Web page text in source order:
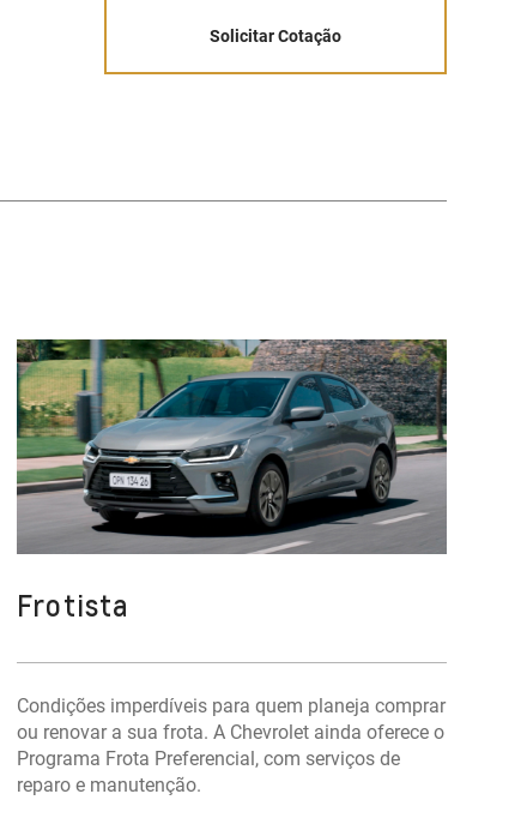
Solicitar Cotação
Frotista
Condições imperdíveis para quem planeja comprar
ou renovar a sua frota. A Chevrolet ainda oferece o
Programa Frota Preferencial, com serviços de
reparo e manutenção.